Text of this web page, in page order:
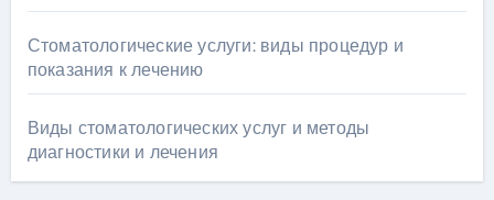
Стоматологические услуги: виды процедур и
показания к лечению
Виды стоматологических услуг и методы
диагностики и лечения